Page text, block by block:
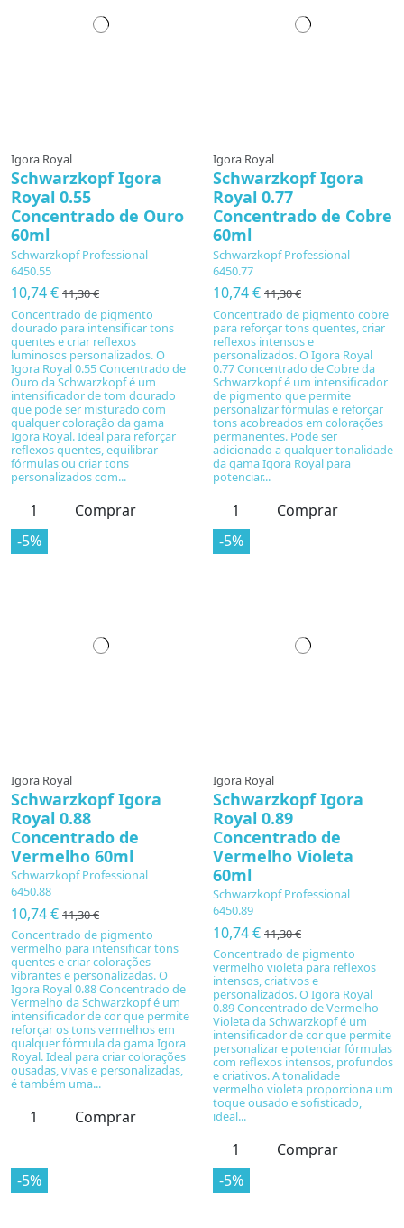
Igora Royal
Schwarzkopf Igora
Royal 0.55
Concentrado de Ouro
60ml
Schwarzkopf Professional
6450.55
10,74 € 11,30 €
Concentrado de pigmento
dourado para intensificar tons
quentes e criar reflexos
luminosos personalizados. O
Igora Royal 0.55 Concentrado de
Ouro da Schwarzkopf é um
intensificador de tom dourado
que pode ser misturado com
qualquer coloração da gama
Igora Royal. Ideal para reforçar
reflexos quentes, equilibrar
fórmulas ou criar tons
personalizados com...
Comprar
Igora Royal
Schwarzkopf Igora
Royal 0.77
Concentrado de Cobre
60ml
Schwarzkopf Professional
6450.77
10,74 € 11,30 €
Concentrado de pigmento cobre
para reforçar tons quentes, criar
reflexos intensos e
personalizados. O Igora Royal
0.77 Concentrado de Cobre da
Schwarzkopf é um intensificador
de pigmento que permite
personalizar fórmulas e reforçar
tons acobreados em colorações
permanentes. Pode ser
adicionado a qualquer tonalidade
da gama Igora Royal para
potenciar...
Comprar
-5%
Igora Royal
Schwarzkopf Igora
Royal 0.88
Concentrado de
Vermelho 60ml
Schwarzkopf Professional
6450.88
10,74 € 11,30 €
Concentrado de pigmento
vermelho para intensificar tons
quentes e criar colorações
vibrantes e personalizadas. O
Igora Royal 0.88 Concentrado de
Vermelho da Schwarzkopf é um
intensificador de cor que permite
reforçar os tons vermelhos em
qualquer fórmula da gama Igora
Royal. Ideal para criar colorações
ousadas, vivas e personalizadas,
é também uma...
Comprar
-5%
Igora Royal
Schwarzkopf Igora
Royal 0.89
Concentrado de
Vermelho Violeta
60ml
Schwarzkopf Professional
6450.89
10,74 € 11,30 €
Concentrado de pigmento
vermelho violeta para reflexos
intensos, criativos e
personalizados. O Igora Royal
0.89 Concentrado de Vermelho
Violeta da Schwarzkopf é um
intensificador de cor que permite
personalizar e potenciar fórmulas
com reflexos intensos, profundos
e criativos. A tonalidade
vermelho violeta proporciona um
toque ousado e sofisticado,
ideal...
Comprar
-5%
-5%